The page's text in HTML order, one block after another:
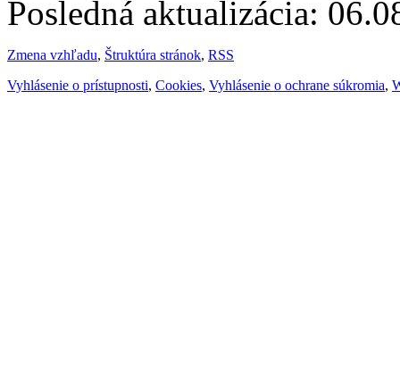
Posledná aktualizácia:
Zmena vzhľadu, Štruktúra stránok, RSS
Vyhlásenie o prístupnosti, Cookies, Vyhlásenie o ochrane súkromia,